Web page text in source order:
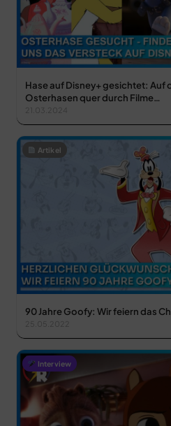
Hase auf Disney+ gesichtet: Auf
Osterhasen quer durch Filme…
Artikel
90 Jahre Goofy: Wir feiern das
25.05.2022
Interview